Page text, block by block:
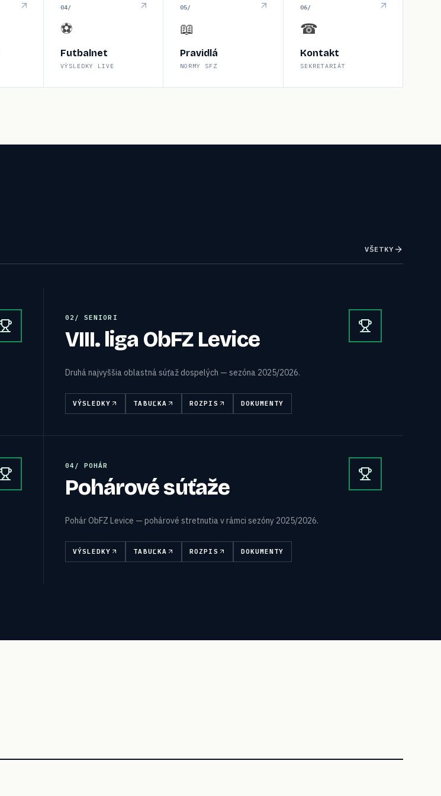
04/
⚽
Futbalnet
VÝSLEDKY LIVE
05/
📖
Pravidlá
NORMY SFZ
06/
☎
Kontakt
SEKRETARIÁT
VŠETKY
0 2 / SENIORI
VIII. liga ObFZ Levice
Druhá najvyššia oblastná súťaž dospelých — sezóna 2025/2026.
VÝSLEDKY TABUĽKA ROZPIS DOKUMENTY
04 / POHÁR
Pohárové súťaže
Pohár ObFZ Levice — pohárové stretnutia v rámci sezóny 2025/2026.
VÝSLEDKY TABUĽKA ROZPIS DOKUMENTY